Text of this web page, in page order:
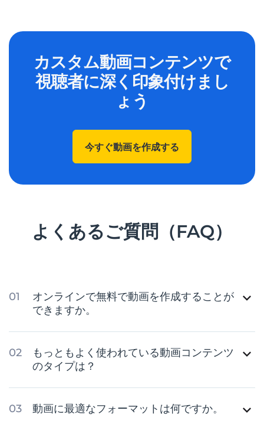
カスタム動画コンテンツで
視聴者に深く印象付けまし
ょう
今すぐ動画を作成する
よくあるご質問（FAQ）
オンラインで無料で動画を作成することが
できますか。
もっともよく使われている動画コンテンツ
のタイプは？
動画に最適なフォーマットは何ですか。